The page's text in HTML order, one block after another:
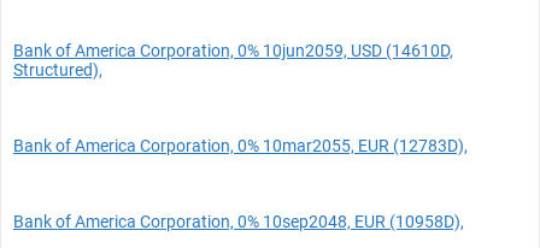
Bank of America Corporation, 0% 10jun2059, USD (14610D,
Structured),
Bank of America Corporation, 0% 10mar2055, EUR (12783D),
Bank of America Corporation, 0% 10sep2048, EUR (10958D),